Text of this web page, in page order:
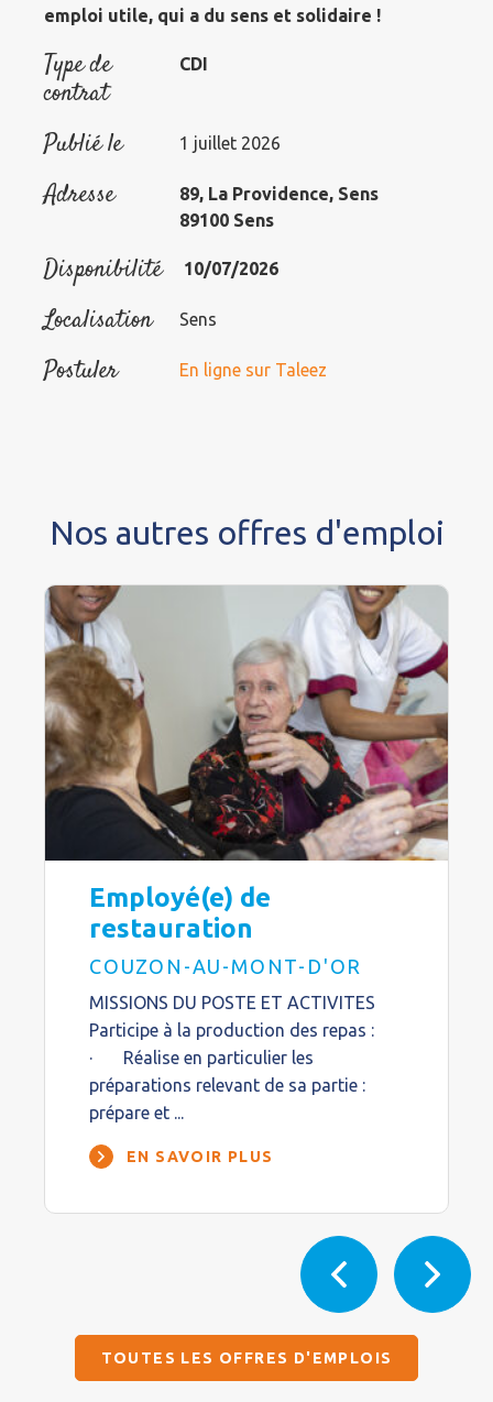
emploi utile, qui a du sens et solidaire !
Type de
contrat
CDI
Publié le 1 juillet 2026
Adresse
89, La Providence, Sens
89100 Sens
Disponibilité 10/07/2026
Localisation Sens
Postuler En ligne sur Taleez
Nos autres offres d'emploi
Employé(e) de
restauration
COUZON-AU-MONT-D'OR
MISSIONS DU POSTE ET ACTIVITES
Participe à la production des repas :
· Réalise en particulier les
préparations relevant de sa partie :
prépare et ...
EN SAVOIR PLUS
TOUTES LES OFFRES D'EMPLOIS